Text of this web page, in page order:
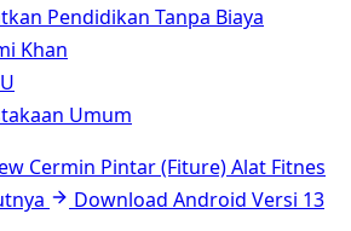
Pendidikan Tanpa Biaya
Khan
Umum
Cermin Pintar (Fiture) Alat Fitnes
Download Android Versi 13